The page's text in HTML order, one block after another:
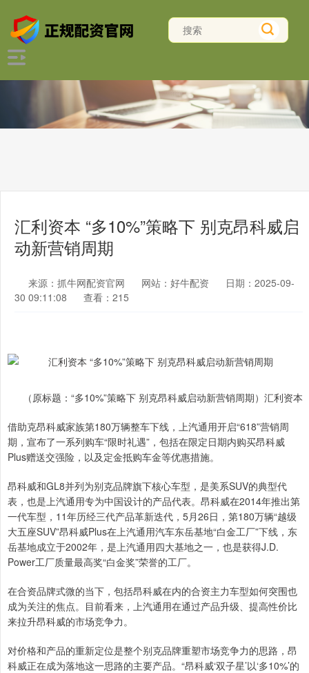
汇利资本 “多10%”策略下 别克昂科威启
动新营销周期
来源：抓牛网配资官网 网站：好牛配资
日期：2025-09-
30 09:11:08
查看：215
（原标题：“多10%”策略下 别克昂科威启动新营销周期）汇利资本
借助克昂科威家族第180万辆整车下线，上汽通用开启“618”营销周
期，宣布了一系列购车“限时礼遇”，包括在限定日期内购买昂科威
Plus赠送交强险，以及定金抵购车金等优惠措施。
昂科威和GL8并列为别克品牌旗下核心车型，是美系SUV的典型代
表，也是上汽通用专为中国设计的产品代表。昂科威在2014年推出第
一代车型，11年历经三代产品革新迭代，5月26日，第180万辆“越级
大五座SUV”昂科威Plus在上汽通用汽车东岳基地“白金工厂”下线，东
岳基地成立于2002年，是上汽通用四大基地之一，也是获得J.D.
Power工厂质量最高奖“白金奖”荣誉的工厂。
在合资品牌式微的当下，包括昂科威在内的合资主力车型如何突围也
成为关注的焦点。目前看来，上汽通用在通过产品升级、提高性价比
来拉升昂科威的市场竞争力。
对价格和产品的重新定位是整个别克品牌重塑市场竞争力的思路，昂
科威正在成为落地这一思路的主要产品。“昂科威‘双子星’以‘多10%’的